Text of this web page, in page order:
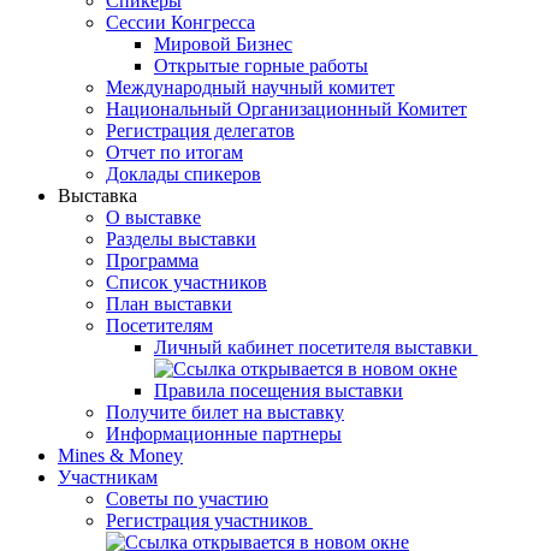
Сессии Конгресса
Мировой Бизнес
Открытые горные работы
Международный научный комитет
Национальный Организационный Комитет
Регистрация делегатов
Отчет по итогам
Доклады спикеров
Выставка
О выставке
Разделы выставки
Программа
Список участников
План выставки
Посетителям
Личный кабинет посетителя выставки
Правила посещения выставки
Получите билет на выставку
Информационные партнеры
Mines & Money
Участникам
Советы по участию
Регистрация участников